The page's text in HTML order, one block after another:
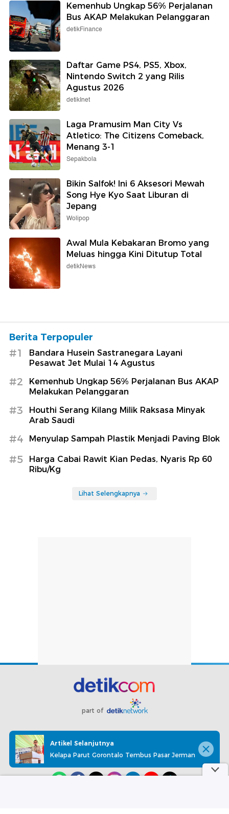
Kemenhub Ungkap 56% Perjalanan
Bus AKAP Melakukan Pelanggaran
detikFinance
Daftar Game PS4, PS5, Xbox,
Nintendo Switch 2 yang Rilis
Agustus 2026
detikInet
Laga Pramusim Man City Vs
Atletico: The Citizens Comeback,
Menang 3-1
Sepakbola
Bikin Salfok! Ini 6 Aksesori Mewah
Song Hye Kyo Saat Liburan di
Jepang
Wolipop
Awal Mula Kebakaran Bromo yang
Meluas hingga Kini Ditutup Total
detikNews
Berita Terpopuler
#1
Bandara Husein Sastranegara Layani
Pesawat Jet Mulai 14 Agustus
#2
Kemenhub Ungkap 56% Perjalanan Bus AKAP
Melakukan Pelanggaran
#3
Houthi Serang Kilang Milik Raksasa Minyak
Arab Saudi
#4 Menyulap Sampah Plastik Menjadi Paving Blok
#5
Harga Cabai Rawit Kian Pedas, Nyaris Rp 60
Ribu/Kg
Lihat Selengkapnya
part of
Redaksi Pedoman Media Siber Karir
Kotak Pos
Info Iklan
Privacy Policy
Artikel Selanjutnya
Kelapa Parut Gorontalo Tembus Pasar Jerman